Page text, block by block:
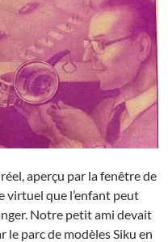
aperçu par la fenêtre de
virtuel que l’enfant peut
Notre petit ami devait
le parc de modèles Siku en